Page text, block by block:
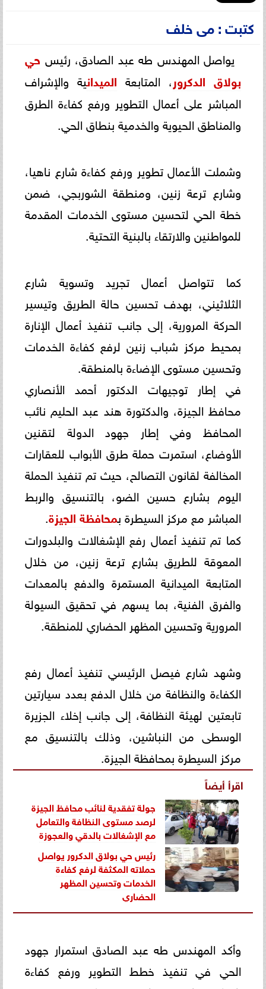
كتبت : مى خلف
يواصل المهندس طه عبد الصادق، رئيس حي
بولاق الدكرور، المتابعة الميدانية والإشراف
المباشر على أعمال التطوير ورفع كفاءة الطرق
والمناطق الحيوية والخدمية بنطاق الحي.
وشملت الأعمال تطوير ورفع كفاءة شارع ناهيا،
وشارع ترعة زنين، ومنطقة الشوربجي، ضمن
خطة الحي لتحسين مستوى الخدمات المقدمة
للمواطنين والارتقاء بالبنية التحتية.
كما تتواصل أعمال تجريد وتسوية شارع
الثلاثيني، بهدف تحسين حالة الطريق وتيسير
الحركة المرورية، إلى جانب تنفيذ أعمال الإنارة
بمحيط مركز شباب زنين لرفع كفاءة الخدمات
وتحسين مستوى الإضاءة بالمنطقة.
في إطار توجيهات الدكتور أحمد الأنصاري
محافظ الجيزة، والدكتورة هند عبد الحليم نائب
المحافظ وفي إطار جهود الدولة لتقنين
الأوضاع، استمرت حملة طرق الأبواب للعقارات
المخالفة لقانون التصالح، حيث تم تنفيذ الحملة
اليوم بشارع حسين الضو، بالتنسيق والربط
المباشر مع مركز السيطرة بمحافظة الجيزة.
كما تم تنفيذ أعمال رفع الإشغالات والبلدورات
المعوقة للطريق بشارع ترعة زنين، من خلال
المتابعة الميدانية المستمرة والدفع بالمعدات
والفرق الفنية، بما يسهم في تحقيق السيولة
المرورية وتحسين المظهر الحضاري للمنطقة.
وشهد شارع فيصل الرئيسي تنفيذ أعمال رفع
الكفاءة والنظافة من خلال الدفع بعدد سيارتين
تابعتين لهيئة النظافة، إلى جانب إخلاء الجزيرة
الوسطى من النباشين، وذلك بالتنسيق مع
مركز السيطرة بمحافظة الجيزة.
اقرأ أيضاً
جولة تفقدية لنائب محافظ الجيزة
لرصد مستوى النظافة والتعامل
مع الإشغالات بالدقي والعجوزة
رئيس حي بولاق الدكرور يواصل
حملاته المكثفة لرفع كفاءة
الخدمات وتحسين المظهر
الحضاري
وأكد المهندس طه عبد الصادق استمرار جهود
الحي في تنفيذ خطط التطوير ورفع كفاءة